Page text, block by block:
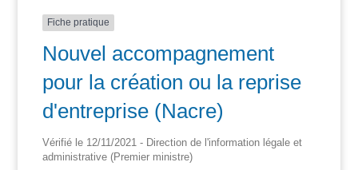
Fiche pratique
Nouvel accompagnement
pour la création ou la reprise
d'entreprise (Nacre)
Vérifié le 12/11/2021 - Direction de l'information légale et
administrative (Premier ministre)